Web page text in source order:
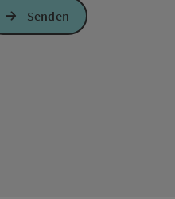
Senden